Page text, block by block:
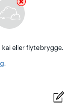
kai eller flytebrygge.
.